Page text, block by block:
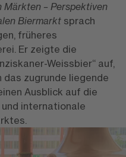
– Perspektiven
Biermarktsprach
früheres
Er zeigte die
Weissbier“ auf,
zugrunde liegende
Ausblick auf die
internationale